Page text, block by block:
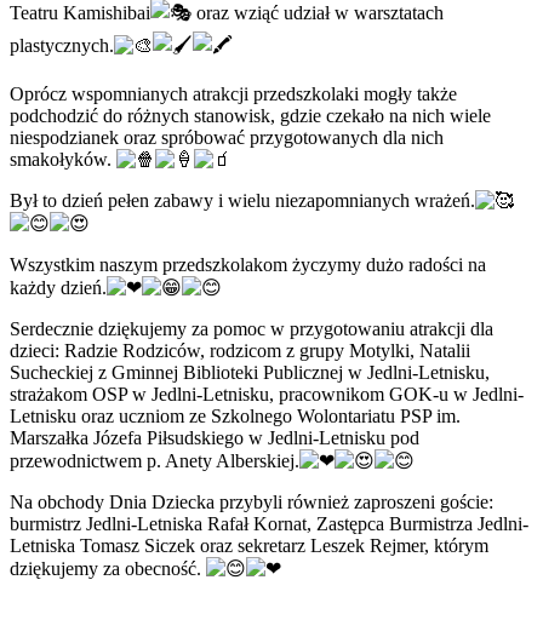
Teatru Kamishibai
oraz wziąć udział w warsztatach
plastycznych.
Oprócz wspomnianych atrakcji przedszkolaki mogły także
podchodzić do różnych stanowisk, gdzie czekało na nich wiele
niespodzianek oraz spróbować przygotowanych dla nich
smakołyków.
Był to dzień pełen zabawy i wielu niezapomnianych wrażeń.
Wszystkim naszym przedszkolakom życzymy dużo radości na
każdy dzień.
Serdecznie dziękujemy za pomoc w przygotowaniu atrakcji dla
dzieci: Radzie Rodziców, rodzicom z grupy Motylki, Natalii
Sucheckiej z Gminnej Biblioteki Publicznej w Jedlni-Letnisku,
strażakom OSP w Jedlni-Letnisku, pracownikom GOK-u w Jedlni-
Letnisku oraz uczniom ze Szkolnego Wolontariatu PSP im.
Marszałka Józefa Piłsudskiego w Jedlni-Letnisku pod
przewodnictwem p. Anety Alberskiej.
Na obchody Dnia Dziecka przybyli również zaproszeni goście:
burmistrz Jedlni-Letniska Rafał Kornat, Zastępca Burmistrza Jedlni-
Letniska Tomasz Siczek oraz sekretarz Leszek Rejmer, którym
dziękujemy za obecność.